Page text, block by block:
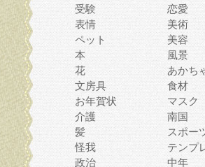
受験
恋愛
表情
美術
ペット
美容
本
風景
花
あかち
文房具
食材
お年賀状
マスク
介護
南国
髪
スポー
怪我
テンプ
政治
中年